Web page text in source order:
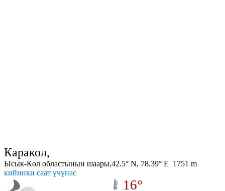
Каракол,
Ысык-Көл областынын шаары,42.5° N, 78.39° E 1751 m
кийинки саат үчүнас
16°